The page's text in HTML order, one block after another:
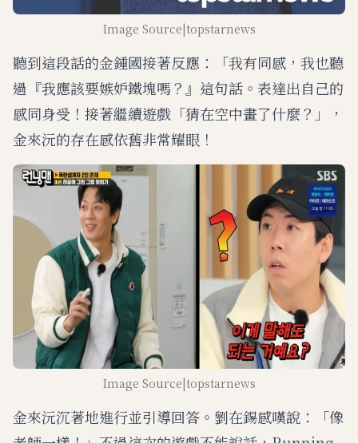
Image Source|topstarnews
聽到這段話的金鍾國接著反應：「我有同感，我也聽
過『我應該要嫉妒鐵塊嗎？』這句話。表達出自己的
感同身受！接著繼續遊戲「猜在空中畫了什麼？」，
金來沅的存在感依舊非常耀眼！
Image Source|topstarnews
金來沅沉著地進行並引導回答。劉在錫感嘆說：「像